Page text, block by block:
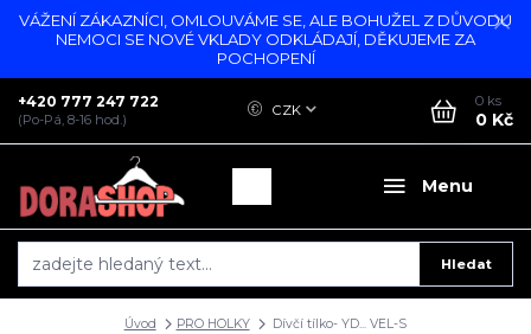
VÁŽENÍ ZÁKAZNÍCI, OMLOUVÁME SE, ALE BOHUŽEL Z DŮVODU
NEMOCI SE NOVÉ VKLADY ODKLÁDAJÍ, DĚKUJEME ZA
POCHOPENÍ
Menu
CZK
Hledat
+420 777 247 722
(Po-Pá, 8-16 hod.)
0 ks
0 Kč
Úvod PRO HOLKY Dívčí tílko- YD... VEL-S